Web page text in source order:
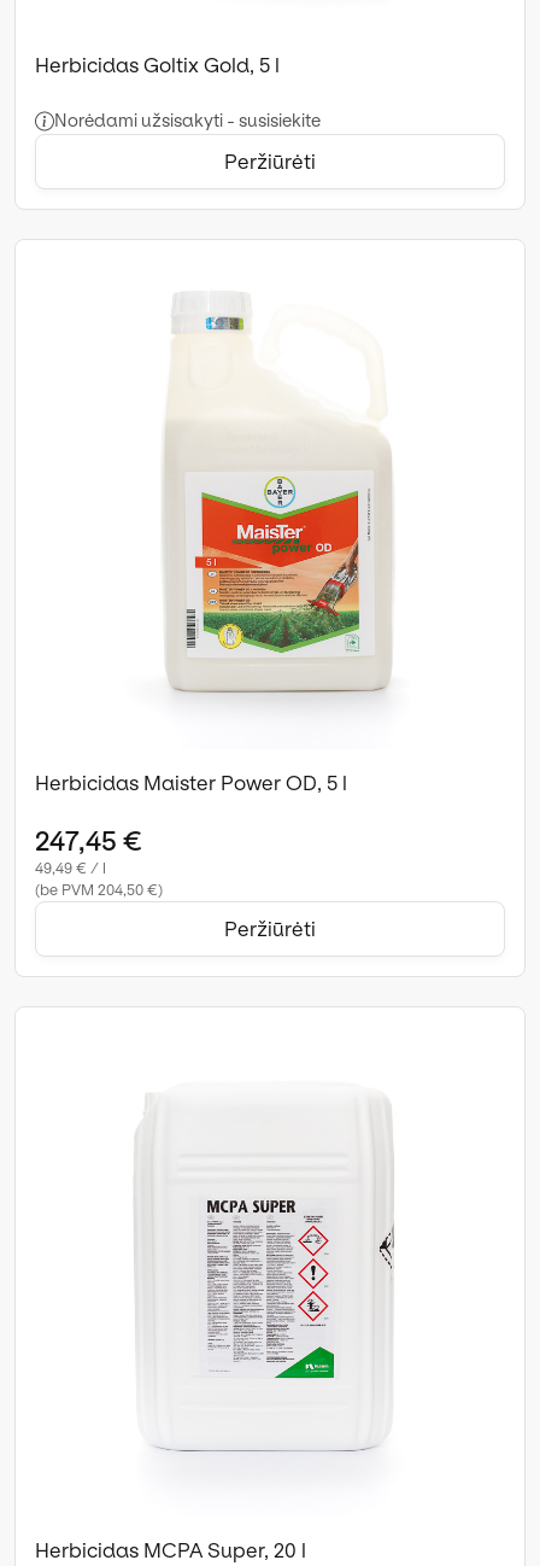
Herbicidas Goltix Gold, 5 l
Norėdami užsisakyti - susisiekite
Peržiūrėti
Herbicidas Maister Power OD, 5 l
247,45 €
49,49 € / l
(be PVM 204,50 €)
Peržiūrėti
Herbicidas MCPA Super, 20 l